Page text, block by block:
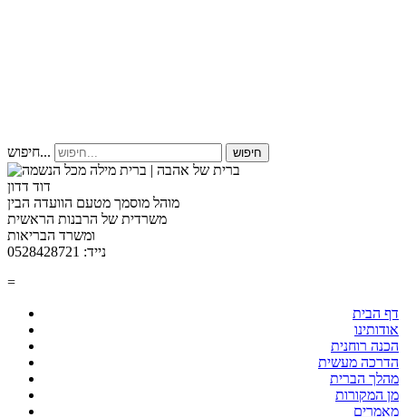
חיפוש... חיפוש
דוד דדון
מוהל מוסמך מטעם הוועדה הבין
משרדית של הרבנות הראשית
ומשרד הבריאות
נייד: 0528428721
=
דף הבית
אודותינו
הכנה רוחנית
הדרכה מעשית
מהלך הברית
מן המקורות
מאמרים